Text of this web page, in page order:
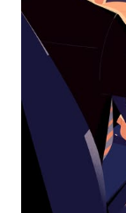
Presiona
la
tecla Esc
para
calendario.